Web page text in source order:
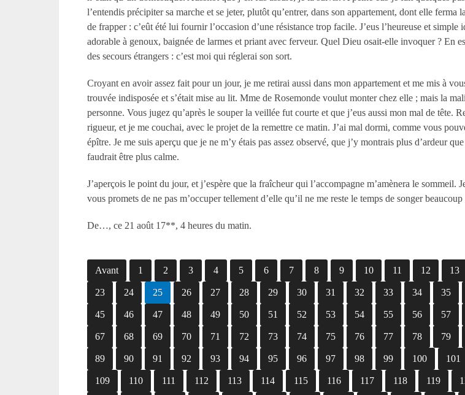
l’entendis précipiter sa marche et se jeter, plutôt qu’entrer, dans son appartement, dont elle
de frapper : c’eût été lui fournir l’occasion d’une résistance trop facile. J’eus l’heureuse et
adorable à genoux, baignée de larmes et priant avec ferveur. Quel Dieu osait-elle invoquer ? En
des secours étrangers : c’est moi qui réglerai son sort.
Croyant en avoir assez fait pour un jour, je me retirai aussi dans mon appartement et me mis à
trouvée indisposée et s’était mise au lit. Mme de Rosemonde voulut monter chez elle ; mais la
personne. Vous jugez qu’après le souper la veillée fut courte et que j’eus aussi mon mal de tête.
rigueur, et je me couchai, avec le projet de la remettre ce matin. J’ai mal dormi, comme vous
épître. Je me suis aperçu que je ne m’y étais pas assez observé, que j’y montrais plus d’ardeur
faudrait être plus calme.
J’aperçois le point du jour, et j’espère que la fraîcheur qui l’accompagne m’amènera le
vous promets de ne pas m’occuper tellement d’elle qu’il ne me reste le temps de songer
De…, ce 21 août 17**, 4 heures du matin.
Avant 1 2 3 4 5 6 7 8 9 10 11 12 13
23 24 25 26 27 28 29 30 31 32 33 34 35
45 46 47 48 49 50 51 52 53 54 55 56 57
67 68 69 70 71 72 73 74 75 76 77 78 79
89 90 91 92 93 94 95 96 97 98 99 100 101
109 110 111 112 113 114 115 116 117 118 119